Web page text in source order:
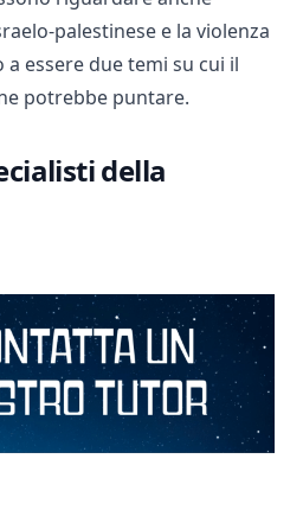
palestinese e la violenza
essere due temi su cui il
potrebbe puntare.
della